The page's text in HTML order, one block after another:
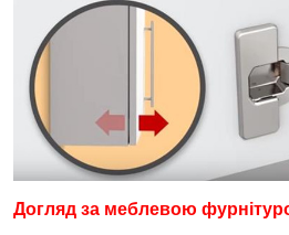
Догляд за меблевою